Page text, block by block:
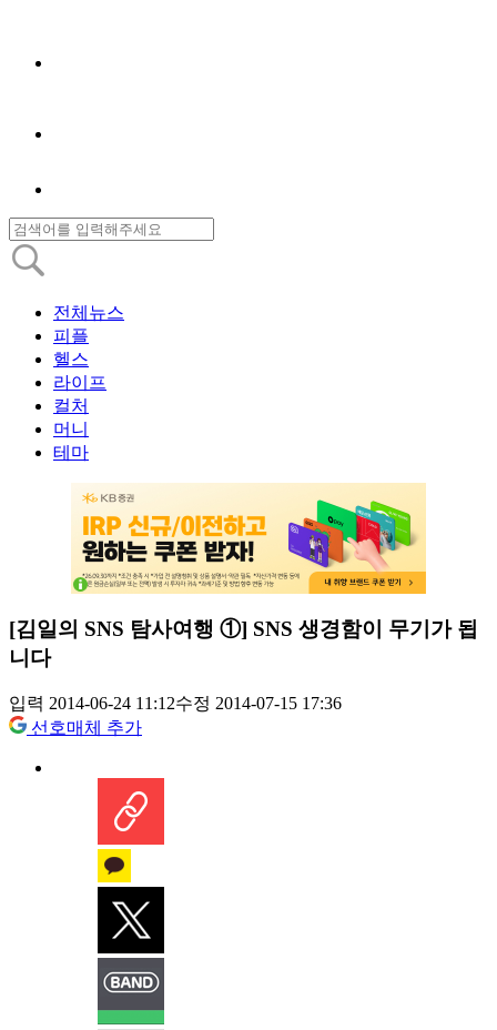
전체뉴스
피플
헬스
라이프
컬처
머니
테마
[김일의 SNS 탐사여행 ①] SNS 생경함이 무기가 됩
니다
입력 2014-06-24 11:12수정 2014-07-15 17:36
선호매체 추가